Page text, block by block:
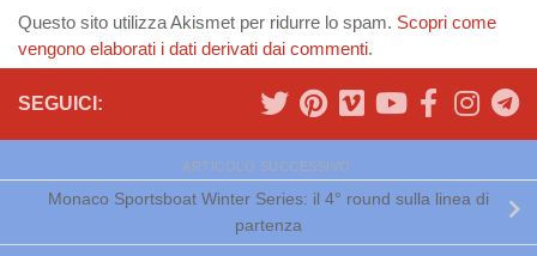
Questo sito utilizza Akismet per ridurre lo spam. Scopri come
vengono elaborati i dati derivati dai commenti.
SEGUICI:
ARTICOLO SUCCESSIVO
Monaco Sportsboat Winter Series: il 4° round sulla linea di
partenza